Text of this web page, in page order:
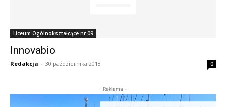
Liceum Ogólnokształcące nr 09
Innovabio
Redakcja - 30 października 2018 0
- Reklama -